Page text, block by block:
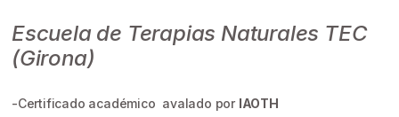
Escuela de Terapias Naturales TEC
(Girona)
-Certificado académico avalado por IAOTH